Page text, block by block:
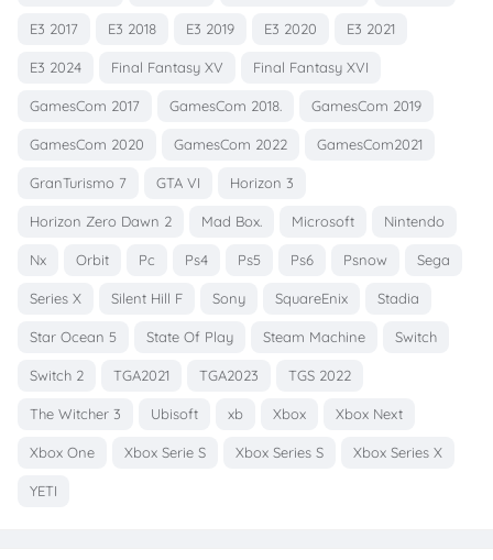
E3 2017 E3 2018 E3 2019 E3 2020 E3 2021
E3 2024 Final Fantasy XV Final Fantasy XVI
GamesCom 2017 GamesCom 2018. GamesCom 2019
GamesCom 2020 GamesCom 2022 GamesCom2021
GranTurismo 7 GTA VI Horizon 3
Horizon Zero Dawn 2 Mad Box. Microsoft Nintendo
Nx Orbit Pc Ps4 Ps5 Ps6 Psnow Sega
Series X Silent Hill F Sony SquareEnix Stadia
Star Ocean 5 State Of Play Steam Machine Switch
Switch 2 TGA2021 TGA2023 TGS 2022
The Witcher 3 Ubisoft xb Xbox Xbox Next
Xbox One Xbox Serie S Xbox Series S Xbox Series X
YETI